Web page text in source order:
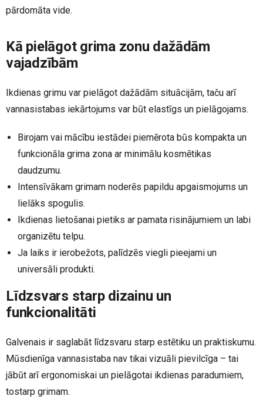
pārdomāta vide.
Kā pielāgot grima zonu dažādām
vajadzībām
Ikdienas grimu var pielāgot dažādām situācijām, taču arī
vannasistabas iekārtojums var būt elastīgs un pielāgojams.
Birojam vai mācību iestādei piemērota būs kompakta un
funkcionāla grima zona ar minimālu kosmētikas
daudzumu.
Intensīvākam grimam noderēs papildu apgaismojums un
lielāks spogulis.
Ikdienas lietošanai pietiks ar pamata risinājumiem un labi
organizētu telpu.
Ja laiks ir ierobežots, palīdzēs viegli pieejami un
universāli produkti.
Līdzsvars starp dizainu un
funkcionalitāti
Galvenais ir saglabāt līdzsvaru starp estētiku un praktiskumu.
Mūsdienīga vannasistaba nav tikai vizuāli pievilcīga – tai
jābūt arī ergonomiskai un pielāgotai ikdienas paradumiem,
tostarp grimam.